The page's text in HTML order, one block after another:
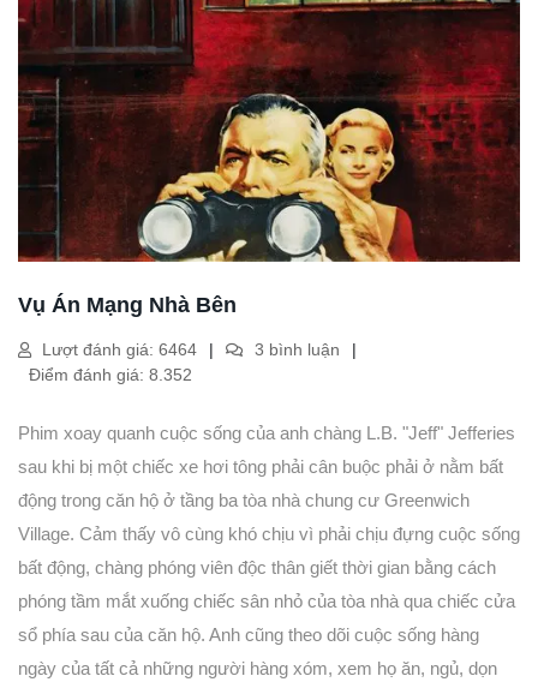
Vụ Án Mạng Nhà Bên
Lượt đánh giá: 6464
3 bình luận
Điểm đánh giá: 8.352
Phim xoay quanh cuộc sống của anh chàng L.B. "Jeff" Jefferies
sau khi bị một chiếc xe hơi tông phải cân buộc phải ở nằm bất
động trong căn hộ ở tầng ba tòa nhà chung cư Greenwich
Village. Cảm thấy vô cùng khó chịu vì phải chịu đựng cuộc sống
bất động, chàng phóng viên độc thân giết thời gian bằng cách
phóng tầm mắt xuống chiếc sân nhỏ của tòa nhà qua chiếc cửa
sổ phía sau của căn hộ. Anh cũng theo dõi cuộc sống hàng
ngày của tất cả những người hàng xóm, xem họ ăn, ngủ, dọn